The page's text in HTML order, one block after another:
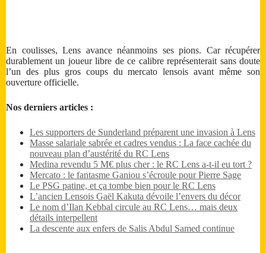
En coulisses, Lens avance néanmoins ses pions. Car récupérer
durablement un joueur libre de ce calibre représenterait sans doute
l’un des plus gros coups du mercato lensois avant même son
ouverture officielle.
Nos derniers articles :
Les supporters de Sunderland préparent une invasion à Lens
Masse salariale sabrée et cadres vendus : La face cachée du
nouveau plan d’austérité du RC Lens
Medina revendu 5 M€ plus cher : le RC Lens a-t-il eu tort ?
Mercato : le fantasme Ganiou s’écroule pour Pierre Sage
Le PSG patine, et ça tombe bien pour le RC Lens
L’ancien Lensois Gaël Kakuta dévoile l’envers du décor
Le nom d’Ilan Kebbal circule au RC Lens… mais deux
détails interpellent
La descente aux enfers de Salis Abdul Samed continue